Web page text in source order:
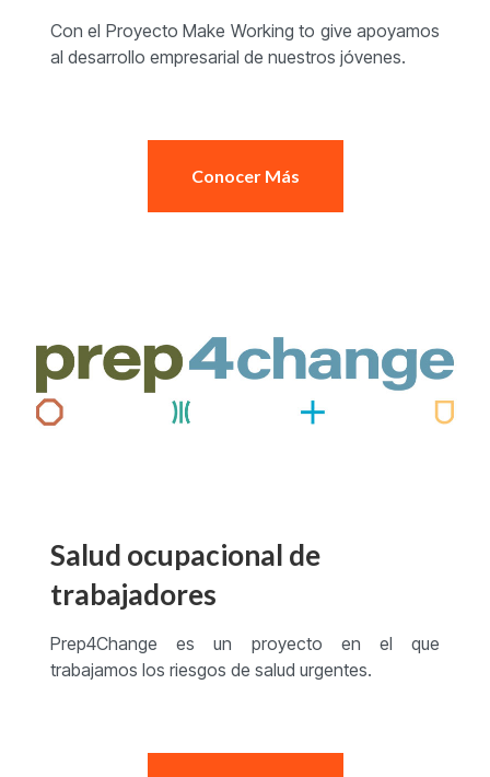
Con el Proyecto Make Working to give apoyamos
al desarrollo empresarial de nuestros jóvenes.
Conocer Más
Salud ocupacional de
trabajadores
Prep4Change es un proyecto en el que
trabajamos los riesgos de salud urgentes.